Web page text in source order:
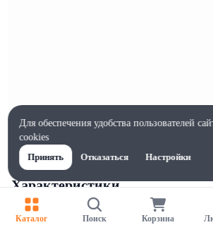
Характеристики
Жиры на 100г, г
36
Каталог Поиск Корзина
Для обеспечения удобства пользователей
cookies
Принять
Отказаться Настройки